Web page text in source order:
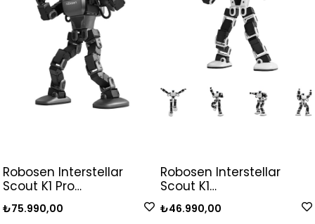
Robosen Interstellar
Scout K1 Pro
Programlanabilir İnsansı
Robot
₺75.990,00
Robosen Interstellar
Scout K1
Programlanabilir İnsansı
Robot
₺46.990,00